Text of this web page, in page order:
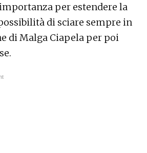
per estendere la
di sciare sempre in
di Malga Ciapela per poi